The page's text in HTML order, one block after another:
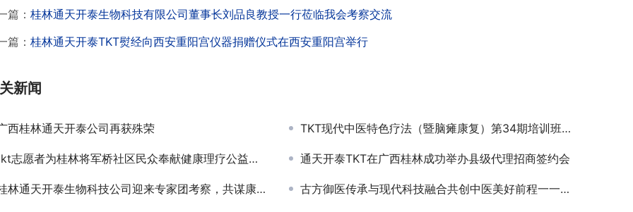
篇： 桂林通天开泰生物科技有限公司董事长刘品良教授一行莅临我会考察交流
篇： 桂林通天开泰TKT熨经向西安重阳宫仪器捐赠仪式在西安重阳宫举行
新闻
西桂林通天开泰公司再获殊荣 TKT现代中医特色疗法（暨脑瘫康复）第34期培训班的通知
志愿者为桂林将军桥社区民众奉献健康理疗公益活动 通天开泰TKT在广西桂林成功举办县级代理招商签约会
林通天开泰生物科技公司迎来专家团考察，共谋康养事业发展 古方御医传承与现代科技融合共创中医美好前程一一TKT现代中医设备技术落户北京大卫中医医院成佳话